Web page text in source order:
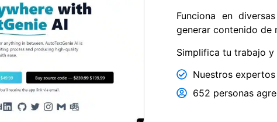
Funciona en
generar contenido de
Simplifica tu trabajo y
Nuestros
652 personas